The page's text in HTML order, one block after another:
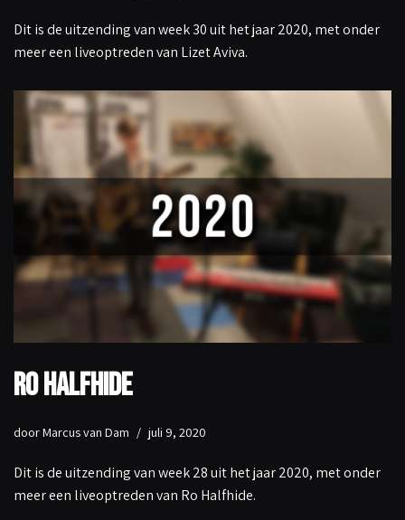
Dit is de uitzending van week 30 uit het jaar 2020, met onder
meer een liveoptreden van Lizet Aviva.
Ro Halfhide
doorMarcus van Dam juli 9, 2020
Dit is de uitzending van week 28 uit het jaar 2020, met onder
meer een liveoptreden van Ro Halfhide.